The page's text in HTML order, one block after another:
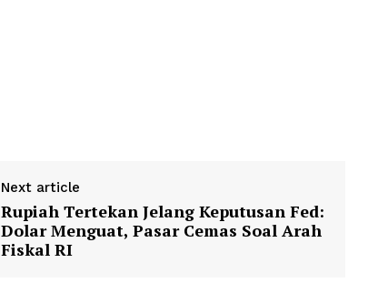
Next article
Rupiah Tertekan Jelang Keputusan Fed:
Dolar Menguat, Pasar Cemas Soal Arah
Fiskal RI